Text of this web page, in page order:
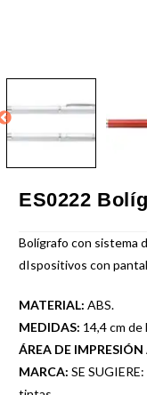
ES0222
Bolígrafo con sistema
dIspositivos con
MATERIAL: ABS.
MEDIDAS: 14,4 cm de
ÁREA DE
MARCA: SE